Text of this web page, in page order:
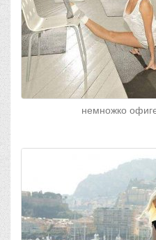
немножко